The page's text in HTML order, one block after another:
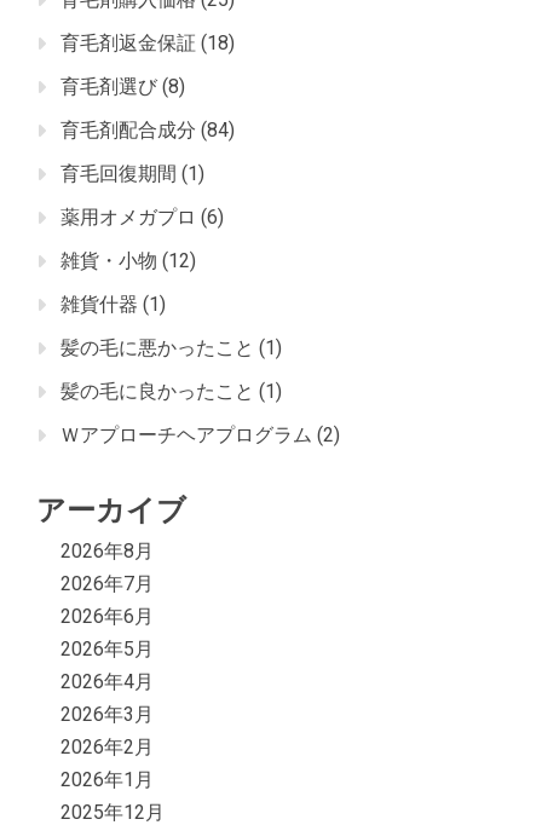
育毛剤返金保証 (18)
育毛剤選び (8)
育毛剤配合成分 (84)
育毛回復期間 (1)
薬用オメガプロ (6)
雑貨・小物 (12)
雑貨什器 (1)
髪の毛に悪かったこと (1)
髪の毛に良かったこと (1)
Ｗアプローチヘアプログラム (2)
アーカイブ
2026年8月
2026年7月
2026年6月
2026年5月
2026年4月
2026年3月
2026年2月
2026年1月
2025年12月